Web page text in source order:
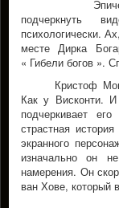
Эпический
подчеркнуть
психологически.
месте Дирка
« Гибели богов ».
Кристоф
Как у Висконти.
подчеркивает
страстная
экранного
изначально он
намерения. Он
ван Хове, который